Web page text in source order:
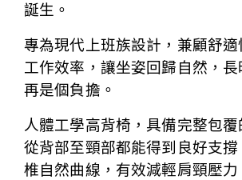
誕生。
專為現代上班族設計，兼顧舒
工作效率，讓坐姿回歸自然，
再是個負擔。
人體工學高背椅，具備完整包覆
從背部至頸部都能得到良好支
椎自然曲線，有效減輕肩頸壓力